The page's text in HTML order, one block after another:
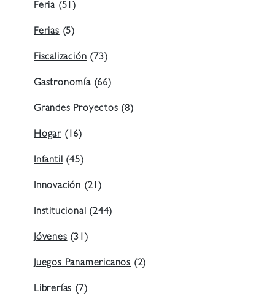
Feria (51)
Ferias (5)
Fiscalización (73)
Gastronomía(66)
Grandes Proyectos (8)
Hogar (16)
Infantil (45)
Innovación (21)
Institucional (244)
Jóvenes (31)
Juegos Panamericanos (2)
Librerías (7)